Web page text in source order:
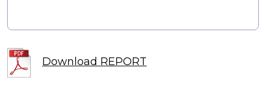
Download REPORT